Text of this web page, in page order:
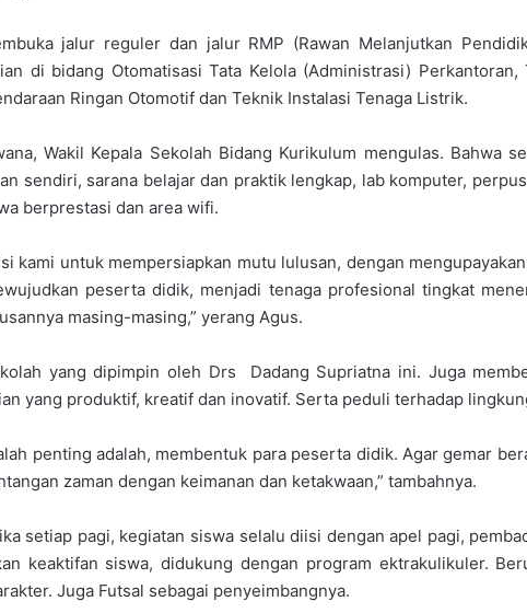
jalur reguler dan jalur RMP (Rawan Melanjutkan
di bidang Otomatisasi Tata Kelola (Administrasi)
Ringan Otomotif dan Teknik Instalasi Tenaga Listrik.
Wakil Kepala Sekolah Bidang Kurikulum mengulas. Bahwa
sendiri, sarana belajar dan praktik lengkap, lab komputer,
berprestasi dan area wifi.
kami untuk mempersiapkan mutu lulusan, dengan
peserta didik, menjadi tenaga profesional tingkat
masing-masing,” yerang Agus.
yang dipimpin oleh Drs Dadang Supriatna ini. Juga
yang produktif, kreatif dan inovatif. Serta peduli terhadap
penting adalah, membentuk para peserta didik. Agar gemar
zaman dengan keimanan dan ketakwaan,” tambahnya.
setiap pagi, kegiatan siswa selalu diisi dengan apel pagi,
keaktifan siswa, didukung dengan program ektrakulikuler.
Juga Futsal sebagai penyeimbangnya.